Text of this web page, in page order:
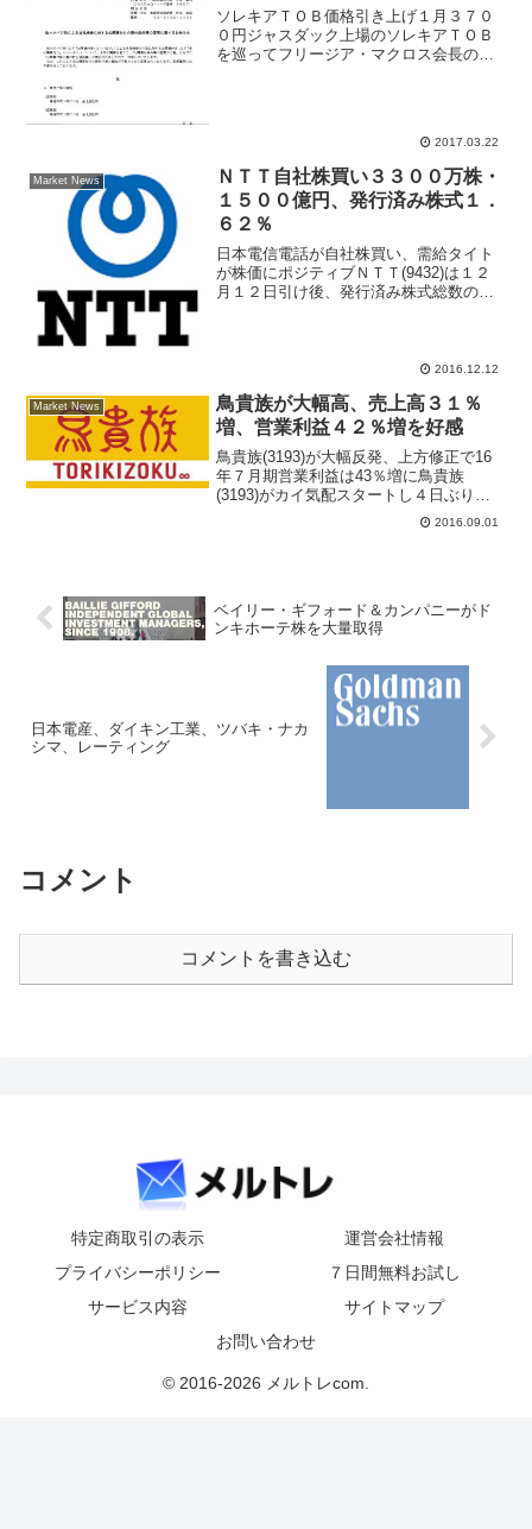
ソレキアＴＯＢ価格引き上げ１月３７０
０円ジャスダック上場のソレキアＴＯＢ
を巡ってフリージア・マクロス会長の
2017.03.22
Market News
ＮＴＴ自社株買い３３００万株・
１５００億円、発行済み株式１．
６２％
日本電信電話が自社株買い、需給タイト
が株価にポジティブＮＴＴ(9432)は１２
月１２日引け後、発行済み株式総数の
2016.12.12
Market News
鳥貴族が大幅高、売上高３１％
増、営業利益４２％増を好感
鳥貴族(3193)が大幅反発、上方修正で16
年７月期営業利益は43％増に鳥貴族
(3193)がカイ気配スタートし４日ぶりに
大幅反発。一時、前日比179円（10.1％）
高の1955円まで買われている。31日引け
2016.09.01
ベイリー・ギフォード＆カンパニーがド
ンキホーテ株を大量取得
日本電産、ダイキン工業、ツバキ・ナカ
シマ、レーティング
コメント
コメントを書き込む
特定商取引の表示
運営会社情報
プライバシーポリシー
７日間無料お試し
サービス内容
サイトマップ
お問い合わせ
© 2016-2026 メルトレcom.